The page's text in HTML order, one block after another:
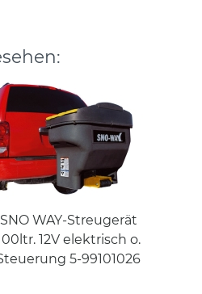
SNO WAY-Streugerät
12V elektrisch o.
5-99101026